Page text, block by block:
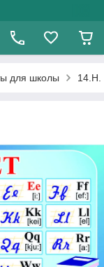
для школы 14.Н.